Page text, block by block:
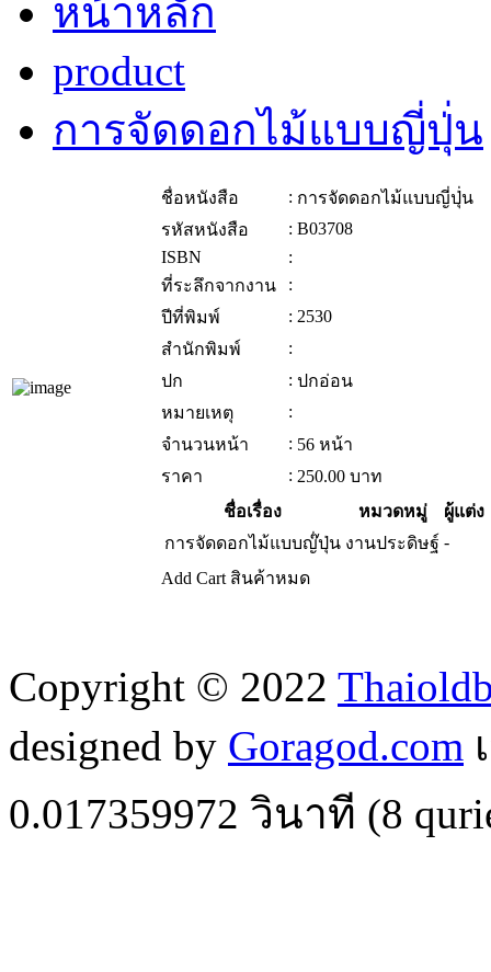
หน้าหลัก
product
การจัดดอกไม้แบบญี่ปุ่่น
ชื่อหนังสือ : การจัดดอกไม้แบบญี่ปุ่่น
รหัสหนังสือ
: B03708
ISBN
:
ที่ระลึกจากงาน
:
ปีที่พิมพ์
: 2530
สำนักพิมพ์
:
ปก
: ปกอ่อน
หมายเหตุ
:
จำนวนหน้า
: 56 หน้า
ราคา
: 250.00 บาท
ชื่อเรื่อง
หมวดหมู่
ผู้แต่ง
การจัดดอกไม้แบบญ๊่ปุ่น งานประดิษฐ์ -
Add Cart สินค้าหมด
Copyright © 2022
designed by Goragod.com
0.017359972 วินาที (8